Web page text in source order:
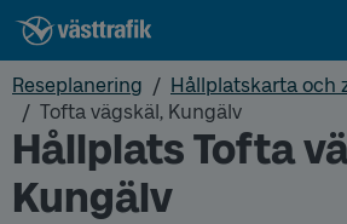
Reseplanering
Hållplatskarta och
Tofta vägskäl, Kungälv
Hållplats Tofta
Kungälv